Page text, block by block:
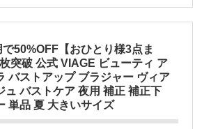
50%OFF【おひとり様3点ま
突破 公式 VIAGE ビューティ ア
バストアップ ブラジャー ヴィア
ュ バストケア 夜用 補正 補正下
単品 夏 大きいサイズ